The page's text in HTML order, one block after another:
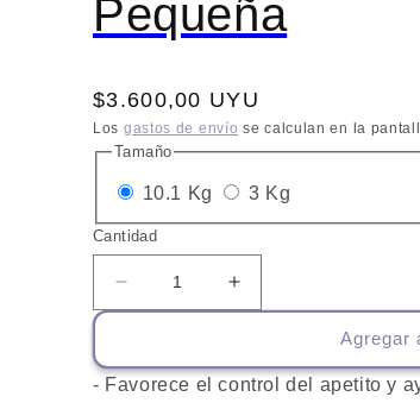
Pequeña
Precio
habitual
$3.600,00 UYU
Los gastos de envío se calculan en la
Tamaño
10.1 Kg Variante
agotada
o
no
3 Kg
agotada
Cantidad
Reducir
cantidad
Biofresh
Senior
Aumentar
cantidad
Biofresh
Senior
Agregar
- Favorece el control del apetito y